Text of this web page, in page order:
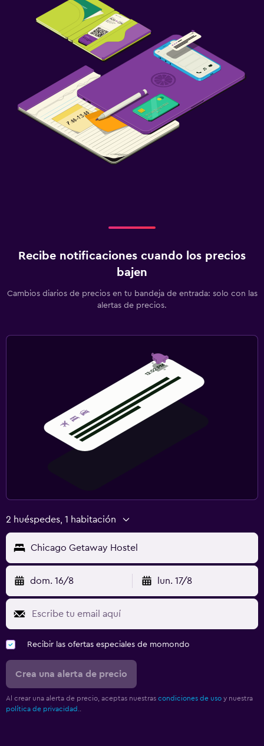
Recibe notificaciones cuando los precios
bajen
Cambios diarios de precios en tu bandeja de entrada: solo con las
alertas de precios.
2 huéspedes, 1 habitación
Chicago Getaway Hostel
dom. 16/8 lun. 17/8
Recibir las ofertas especiales de momondo
Crea una alerta de precio
Al crear una alerta de precio, aceptas nuestras condiciones de uso y nuestra
política de privacidad.